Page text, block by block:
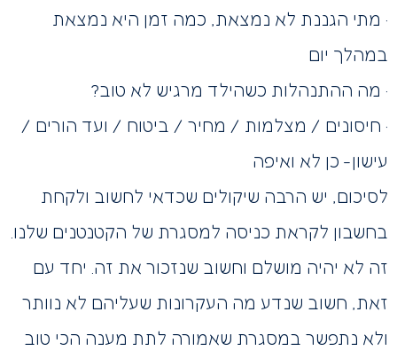
· מתי הגננת לא נמצאת, כמה זמן היא נמצאת
במהלך יום
· מה ההתנהלות כשהילד מרגיש לא טוב?
· חיסונים / מצלמות / מחיר / ביטוח / ועד הורים /
עישון- כן לא ואיפה
לסיכום, יש הרבה שיקולים שכדאי לחשוב ולקחת
בחשבון לקראת כניסה למסגרת של הקטנטנים שלנו.
זה לא יהיה מושלם וחשוב שנזכור את זה. יחד עם
זאת, חשוב שנדע מה העקרונות שעליהם לא נוותר
ולא נתפשר במסגרת שאמורה לתת מענה הכי טוב